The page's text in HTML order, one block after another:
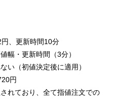
、更新時間10分
幅・更新時間（3分）
い（初値決定後に適用）
円
れており、全て指値注文での